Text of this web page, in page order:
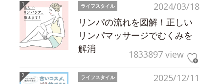
2024/03/18
ライフスタイル
リンパの流れを図解！正しい
リンパマッサージでむくみを
解消
1833897 view
2025/12/11
ライフスタイル